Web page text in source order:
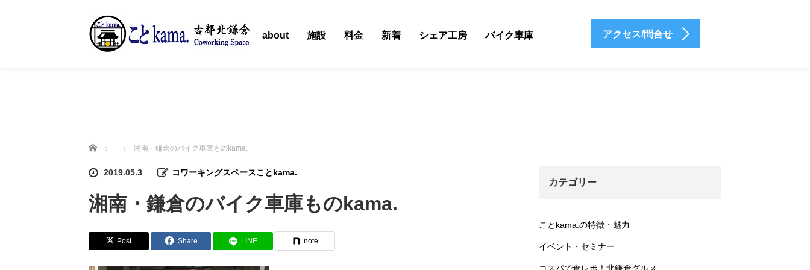
ホーム about 施設 料金 新着 シェア工房 バイク車庫 アクセス/問合せ
ホーム 湘南・鎌倉のバイク車庫ものkama.
2019.05.3 コワーキングスペースことkama.
湘南・鎌倉のバイク車庫ものkama.
Post Share LINE note
カテゴリー
ことkama.の特徴・魅力
イベント・セミナー